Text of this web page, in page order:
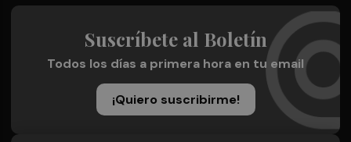
Suscríbete al Boletín
Todos los días a primera hora en tu email
¡Quiero suscribirme!